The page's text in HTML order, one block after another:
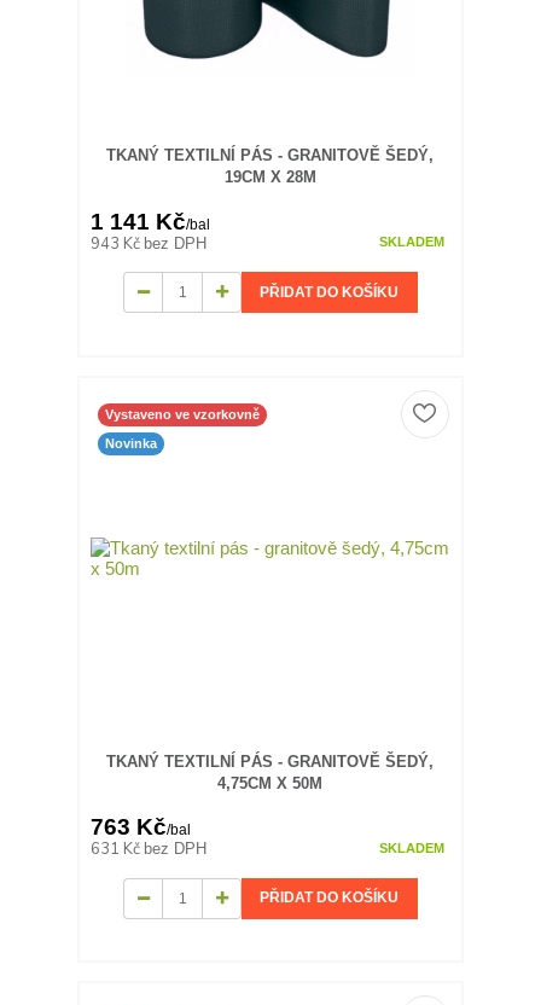
TKANÝ TEXTILNÍ PÁS - GRANITOVĚ ŠEDÝ,
19CM X 28M
1 141 Kč/bal
943 Kč bez DPH SKLADEM
PŘIDAT DO KOŠÍKU
Vystaveno ve vzorkovně
Novinka
TKANÝ TEXTILNÍ PÁS - GRANITOVĚ ŠEDÝ,
4,75CM X 50M
763 Kč/bal
631 Kč bez DPH SKLADEM
PŘIDAT DO KOŠÍKU